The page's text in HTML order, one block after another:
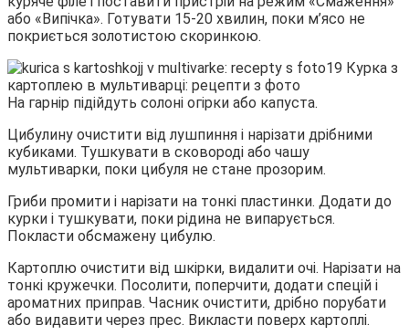
або «Випічка». Готувати 15-20 хвилин, поки м’ясо не
покриється золотистою скоринкою.
На гарнір підійдуть солоні огірки або капуста.
Цибулину очистити від лушпиння і нарізати дрібними
кубиками. Тушкувати в сковороді або чашу
мультиварки, поки цибуля не стане прозорим.
Гриби промити і нарізати на тонкі пластинки. Додати до
курки і тушкувати, поки рідина не випарується.
Покласти обсмажену цибулю.
Картоплю очистити від шкірки, видалити очі. Нарізати на
тонкі кружечки. Посолити, поперчити, додати спецій і
ароматних приправ. Часник очистити, дрібно порубати
або видавити через прес. Викласти поверх картоплі.